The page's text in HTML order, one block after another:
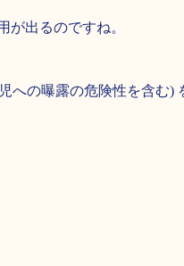
が出るのですね。
への曝露の危険性を含む)